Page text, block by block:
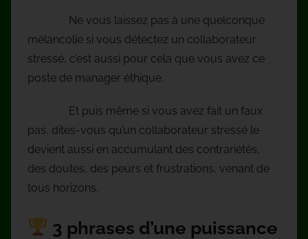
Ne vous laissez pas à une quelconque
mélancolie si vous détectez un collaborateur
stressé, c’est aussi pour cela que vous avez ce
poste de manager éthique.
Et puis même si vous avez fait un faux
pas, dites-vous qu’un collaborateur stressé le
devient aussi en accumulant des contrariétés,
des doutes, des peurs et frustrations, venant de
tous horizons.
3 phrases d’une puissance